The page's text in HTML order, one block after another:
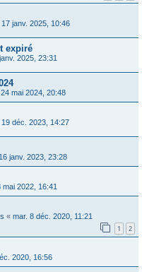
janv. 2025, 10:46
expiré
2025, 23:31
mai 2024, 20:48
19 déc. 2023, 14:27
janv. 2023, 23:28
mai 2022, 16:41
« mar. 8 déc. 2020, 11:21
1 2
2020, 16:56